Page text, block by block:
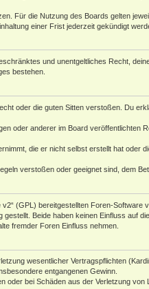
Für die Nutzung des Boards gelten
einer Frist jederzeit gekündigt
und unentgeltliches Recht,
bestehen.
oder die guten Sitten verstoßen. Du
oder anderer im Board veröffentlichten
die er nicht selbst erstellt hat oder
verstoßen oder geeignet sind, dem
v2“ (GPL) bereitgestellten Foren-Software
gestellt. Beide haben keinen Einfluss auf
fremder Foren Einfluss nehmen.
wesentlicher Vertragspflichten
entgangenen Gewinn.
bei Schäden aus der Verletzung